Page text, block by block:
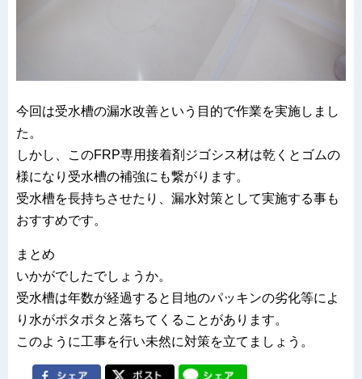
今回は受水槽の漏水改善という目的で作業を実施しまし
た。
しかし、このFRP専用接着剤ジゴシス材は乾くとゴムの
様になり受水槽の補強にも繋がります。
受水槽を長持ちさせたり、漏水対策として実施する事も
おすすめです。
まとめ
いかがでしたでしょうか。
受水槽は年数が経過すると目地のパッキンの劣化等によ
り水がポタポタと落ちてくることがあります。
このように工事を行い未然に対策を立てましょう。